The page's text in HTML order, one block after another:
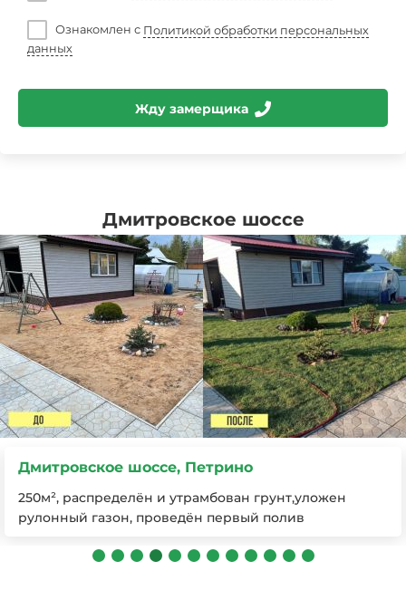
Ознакомлен с Политикой обработки персональных
данных
Жду замерщика
Дмитровское шоссе
Дмитровское шоссе, Петрино
250м², распределён и утрамбован грунт,уложен
рулонный газон, проведён первый полив